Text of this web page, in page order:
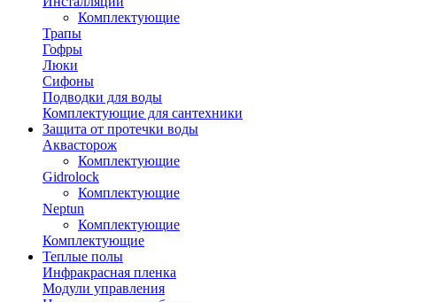
Комплектующие
Трапы
Гофры
Люки
Сифоны
Подводки для воды
Комплектующие для сантехники
Защита от протечки воды
Аквасторож
Комплектующие
Gidrolock
Комплектующие
Neptun
Комплектующие
Комплектующие
Теплые полы
Инфракрасная пленка
Модули управления